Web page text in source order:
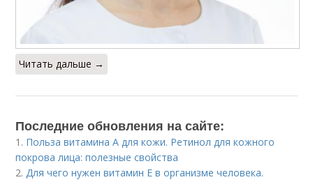
Читать дальше →
Последние обновления на сайте:
1. Польза витамина А для кожи. Ретинол для кожного
покрова лица: полезные свойства
2.Для чего нужен витамин Е в организме человека.